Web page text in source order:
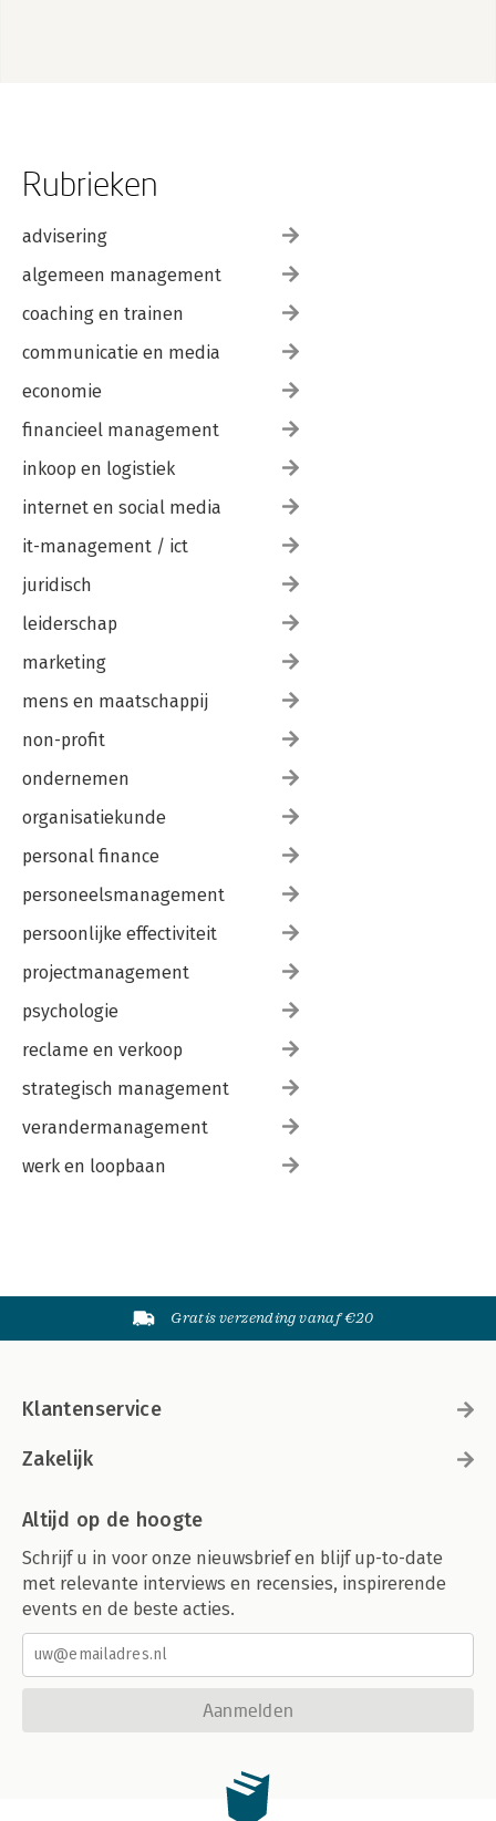
Rubrieken
advisering
algemeen management
coaching en trainen
communicatie en media
economie
financieel management
inkoop en logistiek
internet en social media
it-management / ict
juridisch
leiderschap
marketing
mens en maatschappij
non-profit
ondernemen
organisatiekunde
personal finance
personeelsmanagement
persoonlijke effectiviteit
projectmanagement
psychologie
reclame en verkoop
strategisch management
verandermanagement
werk en loopbaan
Gratis verzending vanaf €20
Klantenservice
Zakelijk
Altijd op de hoogte
Schrijf u in voor onze nieuwsbrief en blijf up-to-date
met relevante interviews en recensies, inspirerende
events en de beste acties.
Aanmelden